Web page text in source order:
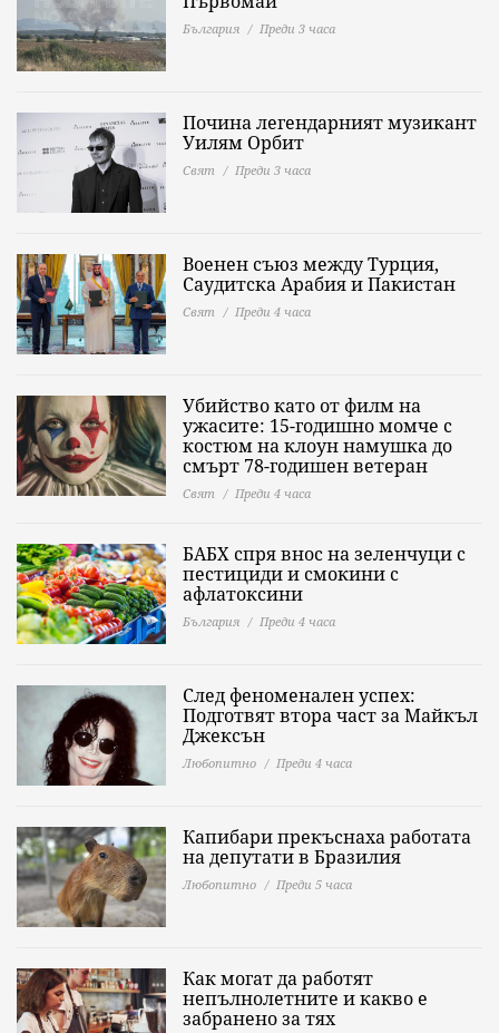
България Преди 3 часа
Почина легендарният музикант
Уилям Орбит
Свят Преди 3 часа
Военен съюз между Турция,
Саудитска Арабия и Пакистан
Свят Преди 4 часа
Убийство като от филм на
ужасите: 15-годишно момче с
костюм на клоун намушка до
смърт 78-годишен ветеран
Свят Преди 4 часа
БАБХ спря внос на зеленчуци с
пестициди и смокини с
афлатоксини
България Преди 4 часа
След феноменален успех:
Подготвят втора част за Майкъл
Джексън
Любопитно Преди 4 часа
Капибари прекъснаха работата
на депутати в Бразилия
Любопитно Преди 5 часа
Как могат да работят
непълнолетните и какво е
забранено за тях